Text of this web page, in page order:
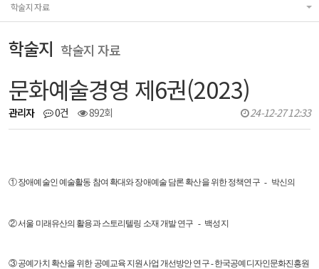
연구/출판
공지/소식
학술지 자료
학술지 학술지 자료
문화예술경영 제6권(2023)
관리자 0건 892회 24-12-27 12:33
① 장애예술인 예술활동 참여 확대와 장애예술 담론 확산을 위한 정책연구 - 박신의
② 서울 미래유산의 활용과 스토리텔링 소재 개발 연구 - 백성지
③ 공예가치 확산을 위한 공예교육 지원사업 개선방안 연구 - 한국공예디자인문화진흥원